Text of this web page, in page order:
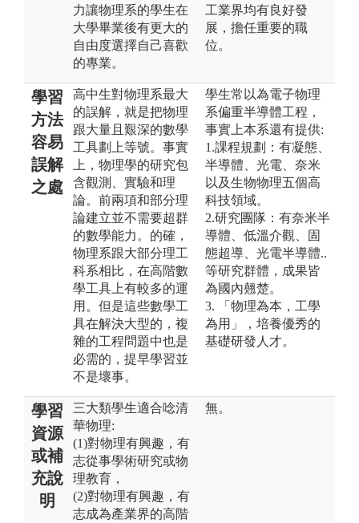
力讓物理系的學生在
大學畢業後有更大的
自由度選擇自己喜歡
的專業。
工業界均有良好發
展，擔任重要的職
位。
學習
方法
容易
誤解
之處
高中生對物理系最大
的誤解，就是把物理
跟大量且艱深的數學
工具劃上等號。事實
上，物理學的研究包
含觀測、實驗和理
論。前兩項和部分理
論建立並不需要超群
的數學能力。的確，
物理系跟大部分理工
科系相比，在高階數
學工具上有較多的運
用。但是這些數學工
具在解決大型的，複
雜的工程問題中也是
必需的，提早學習並
不是壞事。
學生常以為電子物理
系偏重半導體工程，
事實上本系還有提供:
1.課程規劃：有凝態、
半導體、光電、奈米
以及生物物理五個高
科技領域。
2.研究團隊：有奈米半
導體、低溫介觀、固
態超導、光電半導體..
等研究群體，成果皆
為國內翹楚。
3. 「物理為本，工學
為用」，培養優秀的
基礎研發人才。
學習
資源
或補
充說
明
三大類學生適合唸清
華物理:
(1)對物理有興趣，有
志從事學術研究或物
理教育，
(2)對物理有興趣，有
志成為產業界的高階
無。